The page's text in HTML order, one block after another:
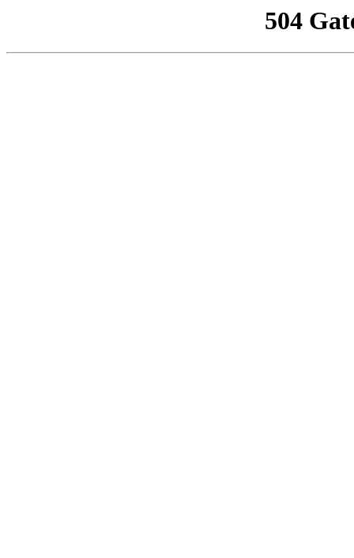
504